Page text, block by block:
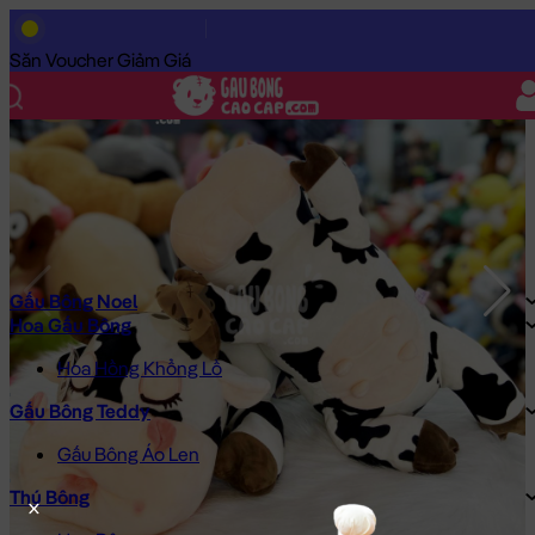
Săn Voucher Giảm Giá
Gấu Bông Noel
Hoa Gấu Bông
Hoa Hồng Khổng Lồ
Gấu Bông Teddy
Gấu Bông Áo Len
Thú Bông
Trang Chủ